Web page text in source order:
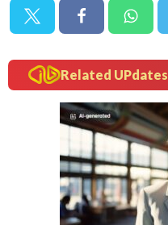
Related UPdates